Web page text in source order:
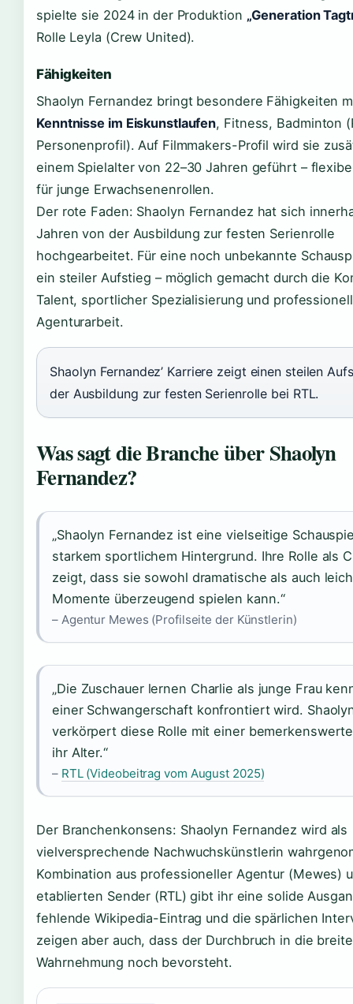
spielte sie 2024 in der Produktion „Generation
Rolle Leyla (Crew United).
Fähigkeiten
Shaolyn Fernandez bringt besondere Fähigkeiten
Kenntnisse im Eiskunstlaufen, Fitness, Badminton
Personenprofil). Auf Filmmakers-Profil wird sie
einem Spielalter von 22–30 Jahren geführt –
für junge Erwachsenenrollen.
Der rote Faden: Shaolyn Fernandez hat sich
Jahren von der Ausbildung zur festen Serienrolle
hochgearbeitet. Für eine noch unbekannte
ein steiler Aufstieg – möglich gemacht durch die
Talent, sportlicher Spezialisierung und
Agenturarbeit.
Shaolyn Fernandez’ Karriere zeigt einen steilen
der Ausbildung zur festen Serienrolle bei RTL.
Was sagt die Branche über Shaolyn
Fernandez?
„Shaolyn Fernandez ist eine vielseitige
starkem sportlichem Hintergrund. Ihre Rolle als
zeigt, dass sie sowohl dramatische als auch
Momente überzeugend spielen kann.“
– Agentur Mewes (Profilseite der Künstlerin)
„Die Zuschauer lernen Charlie als junge Frau
einer Schwangerschaft konfrontiert wird.
verkörpert diese Rolle mit einer
ihr Alter.“
– RTL (Videobeitrag vom August 2025)
Der Branchenkonsens: Shaolyn Fernandez wird als
vielversprechende Nachwuchskünstlerin
Kombination aus professioneller Agentur (Mewes)
etablierten Sender (RTL) gibt ihr eine solide
fehlende Wikipedia-Eintrag und die spärlichen
zeigen aber auch, dass der Durchbruch in die
Wahrnehmung noch bevorsteht.